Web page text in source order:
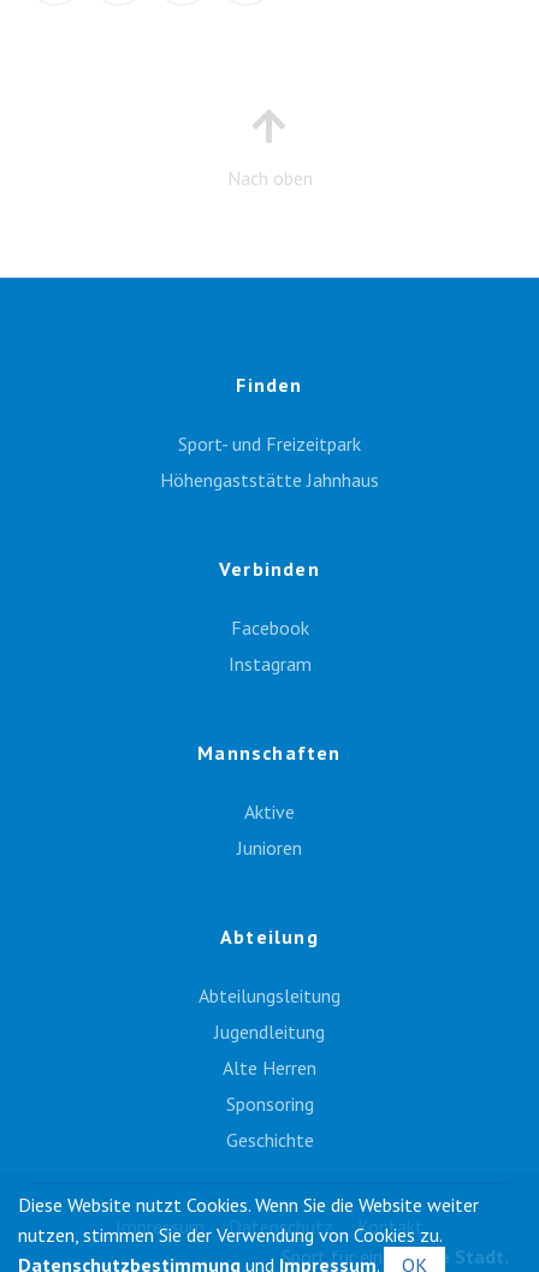
Nach oben
Finden
Sport- und Freizeitpark
Höhengaststätte Jahnhaus
Verbinden
Facebook
Instagram
Mannschaften
Aktive
Junioren
Abteilung
Abteilungsleitung
Jugendleitung
Alte Herren
Sponsoring
Geschichte
Impressum Datenschutz
Kontakt
Sport für eine
ganze Stadt.
Diese Website nutzt Cookies. Wenn Sie die Website weiter
nutzen, stimmen Sie der Verwendung von Cookies zu.
Datenschutzbestimmung und Impressum. OK